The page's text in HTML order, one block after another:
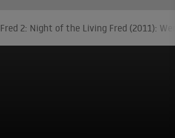
Fred 2: Night of the Living Fred (2011):